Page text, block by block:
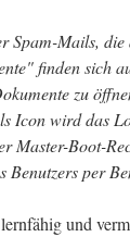
Spam-Mails,
finden sich
zu
Icon wird das
Master-Boot-
Benutzers per
und